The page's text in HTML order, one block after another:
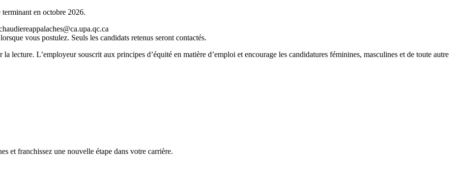
en octobre 2026.
vous postulez. Seuls les candidats retenus seront contactés.
lecture. L’employeur souscrit aux principes d’équité en matière d’emploi et encourage les candidatures féminines, masculines et de toute autre
et franchissez une nouvelle étape dans votre carrière.